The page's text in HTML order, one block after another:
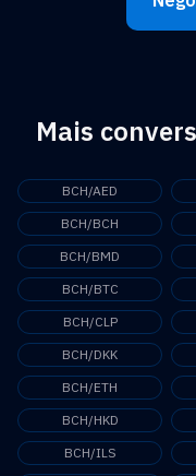
Mais
BCH/AED
BCH/BCH
BCH/BMD
BCH/BTC
BCH/CLP
BCH/DKK
BCH/ETH
BCH/HKD
BCH/ILS